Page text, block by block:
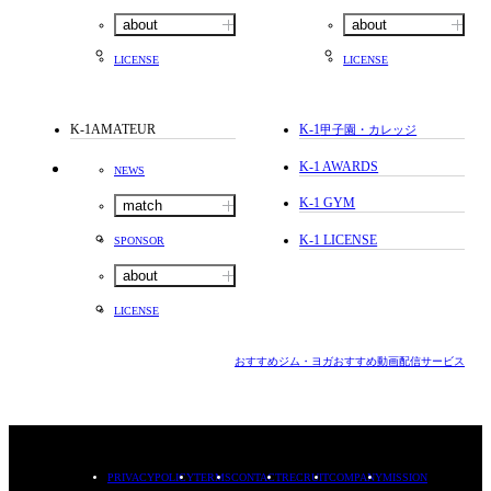
about
LICENSE
about
LICENSE
K-1AMATEUR
NEWS
match
SPONSOR
about
LICENSE
K-1甲子園・カレッジ
K-1 AWARDS
K-1 GYM
K-1 LICENSE
おすすめジム・ヨガおすすめ動画配信サービス
PRIVACYPOLICYTERMSCONTACTRECRUITCOMPANYMISSION